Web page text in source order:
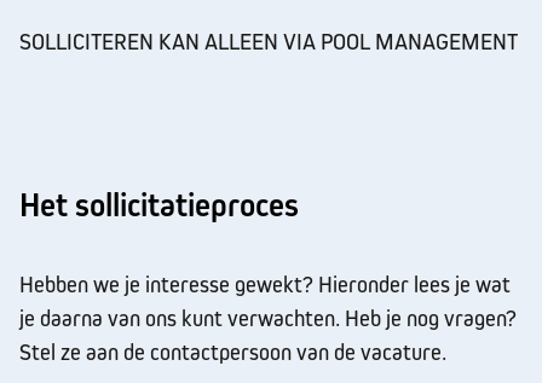
SOLLICITEREN KAN ALLEEN VIA POOL MANAGEMENT
Het sollicitatieproces
Hebben we je interesse gewekt? Hieronder lees je wat
je daarna van ons kunt verwachten. Heb je nog vragen?
Stel ze aan de contactpersoon van de vacature.